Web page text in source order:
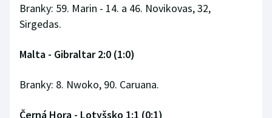
Branky: 59. Marin - 14. a 46. Novikovas, 32,
Sirgedas.
Malta - Gibraltar 2:0 (1:0)
Branky: 8. Nwoko, 90. Caruana.
Černá Hora - Lotyšsko 1:1 (0:1)